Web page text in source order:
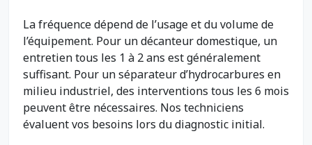
La fréquence dépend de l’usage et du volume de
l’équipement. Pour un décanteur domestique, un
entretien tous les 1 à 2 ans est généralement
suffisant. Pour un séparateur d’hydrocarbures en
milieu industriel, des interventions tous les 6 mois
peuvent être nécessaires. Nos techniciens
évaluent vos besoins lors du diagnostic initial.